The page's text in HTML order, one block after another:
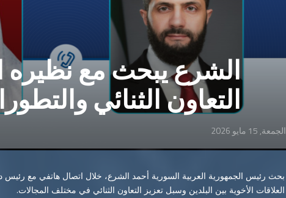
الشرع يبحث مع نظيره
التعاون الثنائي
الجمعة, 15 مايو 2026
بحث رئيس الجمهورية العربية السورية أحمد الشرع، خلال اتصال هاتفي مع رئيس
العلاقات الأخوية بين البلدين وسبل تعزيز التعاون الثنائي في مختلف المجالات.